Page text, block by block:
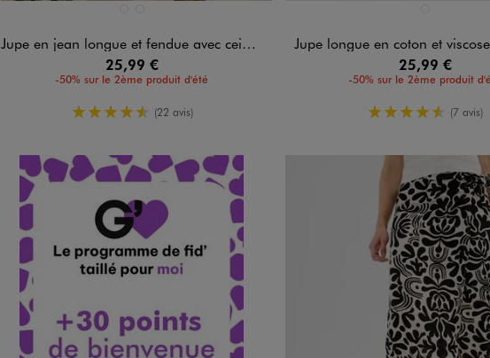
Jupe en jean longue et fendue avec ceinture à nouer femme
25,99 €
-50% sur le 2ème produit d'été
4.5/5 de moyenne
(22 avis)
Jupe longue en coton et viscose à
25,99 €
-50% sur le 2ème produit
4.5/5 de(7 avis)